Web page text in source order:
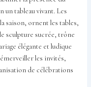
un tableau vivant. Les
saison, ornent les tables,
sculpture sucrée, trône
élégante et ludique
les invités,
de célébrations